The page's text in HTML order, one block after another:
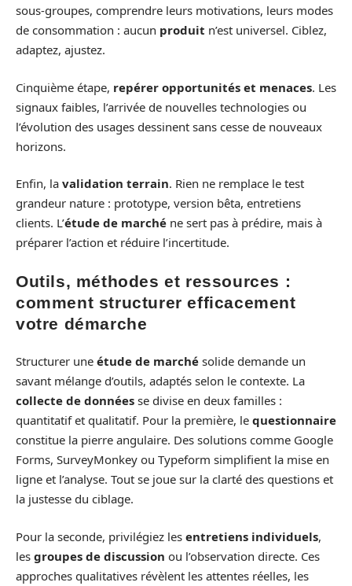
sous-groupes, comprendre leurs motivations, leurs modes
de consommation : aucun produit n’est universel. Ciblez,
adaptez, ajustez.
Cinquième étape, repérer opportunités et menaces. Les
signaux faibles, l’arrivée de nouvelles technologies ou
l’évolution des usages dessinent sans cesse de nouveaux
horizons.
Enfin, la validation terrain. Rien ne remplace le test
grandeur nature : prototype, version bêta, entretiens
clients. L’étude de marché ne sert pas à prédire, mais à
préparer l’action et réduire l’incertitude.
Outils, méthodes et ressources :
comment structurer efficacement
votre démarche
Structurer une étude de marché solide demande un
savant mélange d’outils, adaptés selon le contexte. La
collecte de données se divise en deux familles :
quantitatif et qualitatif. Pour la première, le questionnaire
constitue la pierre angulaire. Des solutions comme Google
Forms, SurveyMonkey ou Typeform simplifient la mise en
ligne et l’analyse. Tout se joue sur la clarté des questions et
la justesse du ciblage.
Pour la seconde, privilégiez les entretiens individuels,
les groupes de discussion ou l’observation directe. Ces
approches qualitatives révèlent les attentes réelles, les